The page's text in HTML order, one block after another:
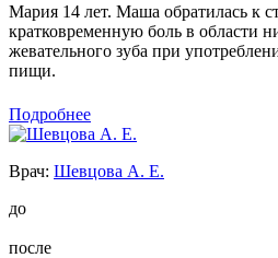
Мария 14 лет. Маша обратилась к
кратковременную боль в области
жевательного зуба при
пищи.
Подробнее
Врач: Шевцова А. Е.
до
после